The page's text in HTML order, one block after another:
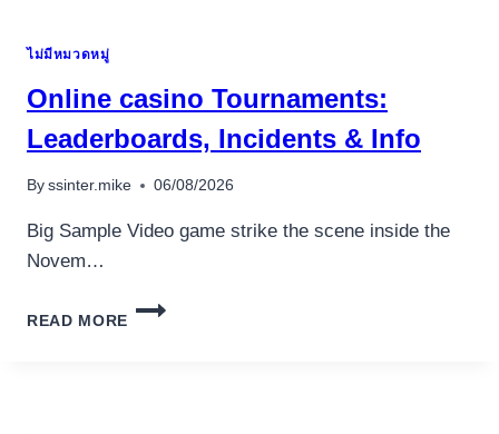
WHEEL
CASSINO
ONLINE
PARA
AJUDAR
ไม่มีหมวดหมู่
Online casino Tournaments:
Leaderboards, Incidents & Info
By ssinter.mike 06/08/2026
Big Sample Video game strike the scene inside the
Novem…
READ MORE
ONLINE